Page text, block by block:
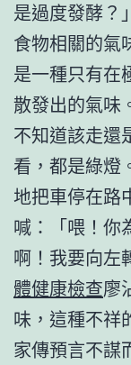
是過度發酵？
食物相關的氣
是一種只有在
散發出的氣味
不知道該走還
看，都是綠燈
地把車停在路
喊：「喂！你
啊！我要向左
體健康檢查廖
味，這種不祥
家傳預言不謀